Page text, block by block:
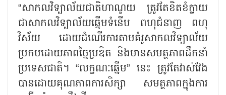
“សាកលវិទ្យាល័យជាតិហាណូយ ត្រូវតែខិតខំក្លាយ
ជាសាកលវិទ្យាល័យឆ្នើមទំនើប ពហុជំនាញ ពហុ
វិស័យ ដោយដំណើរការតាមគំរូសាកលវិទ្យាល័យ
ប្រកបដោយភាពច្នៃប្រឌិត និងមានសមត្ថភាពដឹកនាំ
ប្រទេសជាតិ។ “លក្ខណៈឆ្នើម” នេះ ត្រូវតែវាស់វែង
បានដោយគុណភាពការសិក្សា សមត្ថភាពក្នុងការ